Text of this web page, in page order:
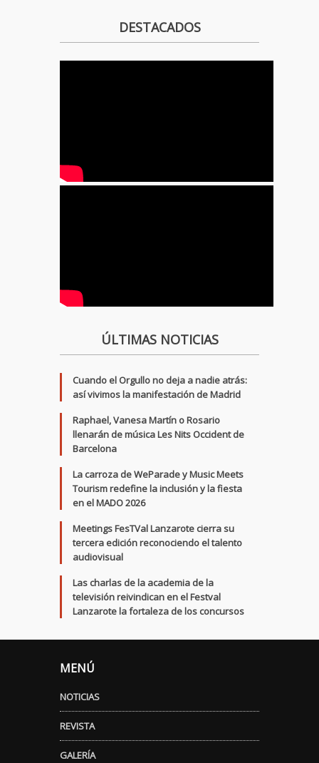
DESTACADOS
ÚLTIMAS NOTICIAS
Cuando el Orgullo no deja a nadie atrás:
así vivimos la manifestación de Madrid
Raphael, Vanesa Martín o Rosario
llenarán de música Les Nits Occident de
Barcelona
La carroza de WeParade y Music Meets
Tourism redefine la inclusión y la fiesta
en el MADO 2026
Meetings FesTVal Lanzarote cierra su
tercera edición reconociendo el talento
audiovisual
Las charlas de la academia de la
televisión reivindican en el Festval
Lanzarote la fortaleza de los concursos
MENÚ
NOTICIAS
REVISTA
GALERÍA